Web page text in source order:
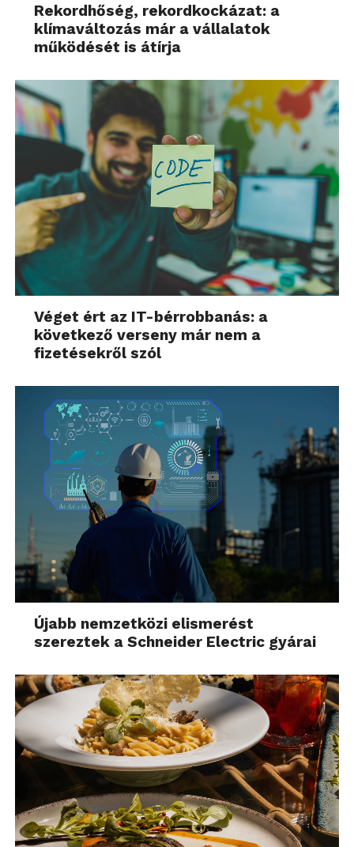
Rekordhőség, rekordkockázat: a
klímaváltozás már a vállalatok
működését is átírja
Véget ért az IT-bérrobbanás: a
következő verseny már nem a
fizetésekről szól
Újabb nemzetközi elismerést
szereztek a Schneider Electric gyárai